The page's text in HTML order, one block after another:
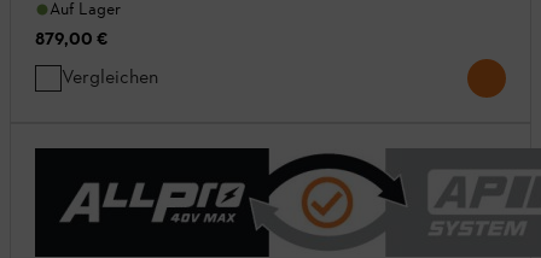
Auf Lager
879,00 €
Vergleichen